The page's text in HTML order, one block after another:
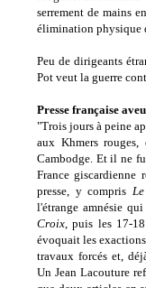
serrement de mains
élimination physique
Peu de dirigeants
Pot veut la guerre
Presse française
"Trois jours à peine
aux Khmers
Cambodge. Et il ne
France
presse, y compris
l'étrange amnésie
Croix, puis les 17-
évoquait les
travaux forcés et,
Un Jean Lacouture